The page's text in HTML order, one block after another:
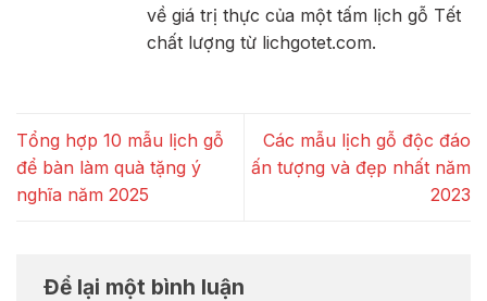
về giá trị thực của một tấm lịch gỗ Tết
chất lượng từ lichgotet.com.
Tổng hợp 10 mẫu lịch gỗ
để bàn làm quà tặng ý
nghĩa năm 2025
Các mẫu lịch gỗ độc đáo
ấn tượng và đẹp nhất năm
2023
Để lại một bình luận